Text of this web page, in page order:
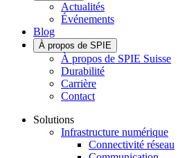
Actualités
Événements
Blog
À propos de SPIE
À propos de SPIE Suisse
Durabilité
Carrière
Contact
Solutions
Infrastructure numérique
Connectivité réseau